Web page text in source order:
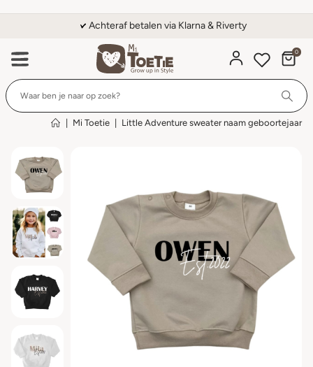
Achteraf betalen via Klarna & Riverty
0
Mi Toetie Little Adventure sweater naam geboortejaar